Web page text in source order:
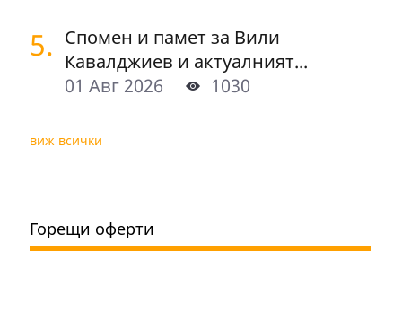
5. Спомен и памет за Вили
Кавалджиев и актуалният...
01 Авг 2026
1030
виж всички
Горещи оферти